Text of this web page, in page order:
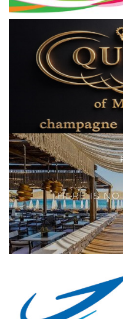
L’Art des Sens
All News
Local Elections 2023
Elections 2023
Γλώσσα
Ελληνικά English